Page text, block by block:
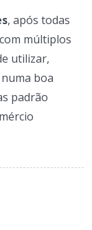
, após todas
múltiplos
utilizar,
boa
padrão